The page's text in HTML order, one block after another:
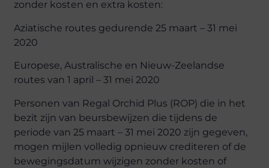
zonder kosten en extra kosten:
Aziatische routes gedurende 25 maart – 31 mei
2020
Europese, Australische en Nieuw-Zeelandse
routes van 1 april – 31 mei 2020
Personen van Regal Orchid Plus (ROP) die in het
bezit zijn van beursbewijzen die tijdens de
periode van 25 maart – 31 mei 2020 zijn gegeven,
mogen mijlen volledig opnieuw crediteren of de
bewegingsdatum wijzigen zonder kosten of